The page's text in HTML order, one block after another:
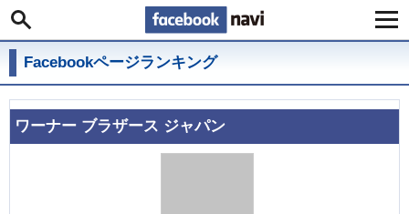
Facebook navi[フェイ
Facebookページランキング
ワーナー ブラザース ジャパン